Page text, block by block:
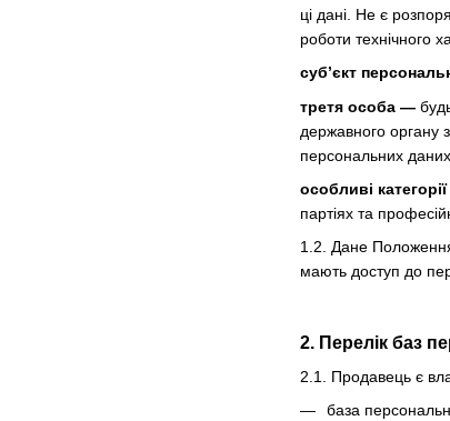
ці дані. Не є
роботи технічного
суб’єкт
третя особа —
державного органу
персональних
особливі
партіях та
1.2. Дане Положення
мають доступ до
2. Перелік баз
2.1. Продавець є
база